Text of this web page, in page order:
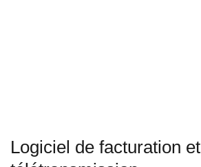
Logiciel de facturation et